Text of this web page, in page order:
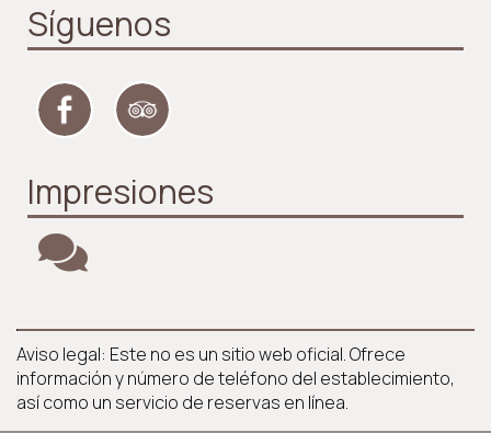
Síguenos
Impresiones
Aviso legal: Este no es un sitio web oficial. Ofrece
información y número de teléfono del establecimiento,
así como un servicio de reservas en línea.